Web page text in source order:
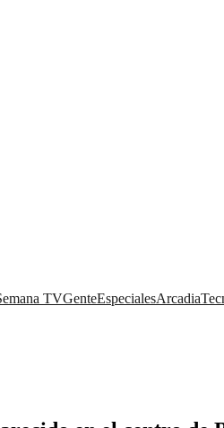
TVGenteEspecialesArcadia